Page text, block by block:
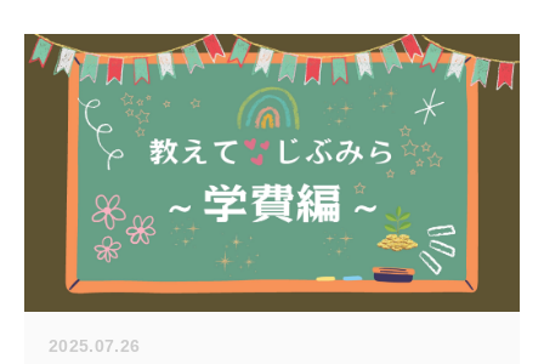
2025.07.26